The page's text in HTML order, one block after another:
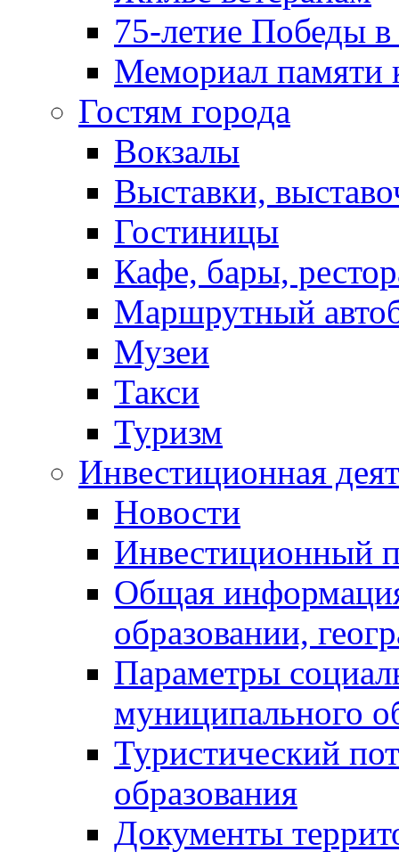
75-летие Победы
Мемориал памяти
Гостям города
Вокзалы
Выставки,
Гостиницы
Кафе, бары,
Маршрутный
Музеи
Такси
Туризм
Инвестиционная
Новости
Инвестиционный
Общая
образовании,
Параметры
муниципального
Туристический
образования
Документы